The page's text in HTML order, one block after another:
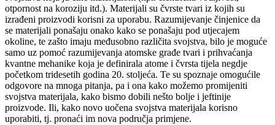
otpornost na koroziju itd.). Materijali su čvrste tvari iz kojih su
izrađeni proizvodi korisni za uporabu. Razumijevanje činjenice da
se materijali ponašaju onako kako se ponašaju pod utjecajem
okoline, te zašto imaju međusobno različita svojstva, bilo je moguće
samo uz pomoć razumijevanja atomske građe tvari i prihvaćanja
kvantne mehanike koja je definirala atome i čvrsta tijela negdje
početkom tridesetih godina 20. stoljeća. Te su spoznaje omogućile
odgovore na mnoga pitanja, pa i ona kako možemo promijeniti
svojstva materijala, kako bismo dobili nešto bolje i jeftinije
proizvode. Ili, kako novo uočena svojstva materijala korisno
uporabiti, tj. pronaći im nova područja primjene.